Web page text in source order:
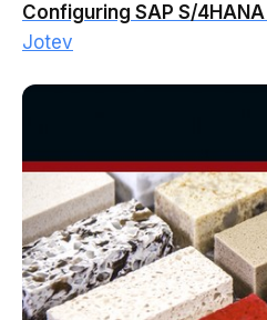
Configuring SAP S/
Jotev